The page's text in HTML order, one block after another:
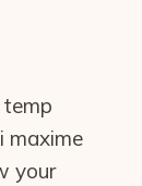
maxime
your